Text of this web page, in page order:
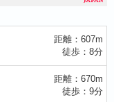
距離：607m
徒歩：8分
距離：670m
徒歩：9分